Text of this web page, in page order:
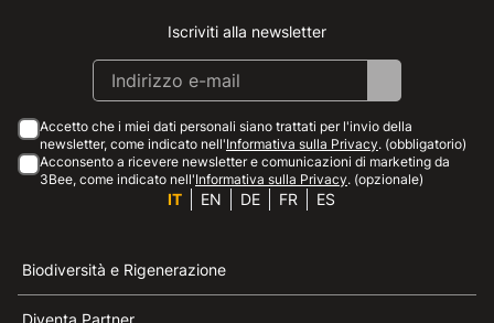
Instagram
Facebook
Linkedin
Youtube
Iscriviti alla newsletter
Accetto che i miei dati personali siano trattati per l'invio della
newsletter, come indicato nell'Informativa sulla Privacy. (obbligatorio)
Acconsento a ricevere newsletter e comunicazioni di marketing da
3Bee, come indicato nell'Informativa sulla Privacy. (opzionale)
IT EN DE FR ES
Biodiversità e Rigenerazione
Diventa Partner